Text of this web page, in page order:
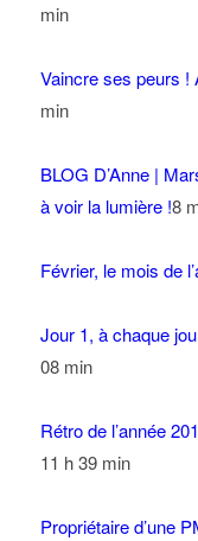
min
Vaincre ses peurs !
min
BLOG D’Anne |
à voir la lumière !8
Février, le mois de
Jour 1, à chaque
08 min
Rétro de l’année
11 h 39 min
Propriétaire d’une